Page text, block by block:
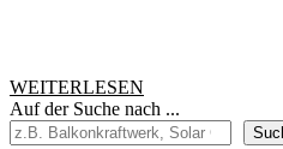
WEITERLESEN
Auf der Suche nach ...